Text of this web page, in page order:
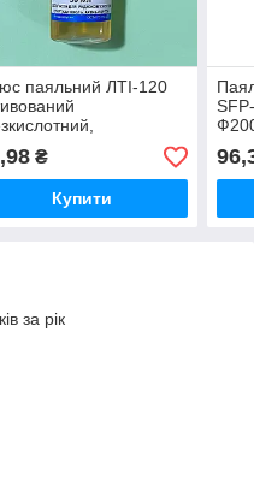
паяльний ЛТІ-120
флакон 30
₴
Купити
за рік